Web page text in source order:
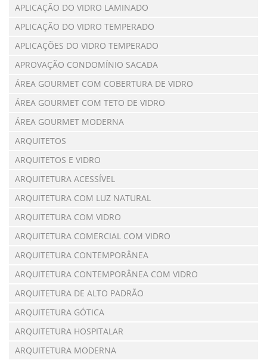
APLICAÇÃO DO VIDRO LAMINADO
APLICAÇÃO DO VIDRO TEMPERADO
APLICAÇÕES DO VIDRO TEMPERADO
APROVAÇÃO CONDOMÍNIO SACADA
ÁREA GOURMET COM COBERTURA DE VIDRO
ÁREA GOURMET COM TETO DE VIDRO
ÁREA GOURMET MODERNA
ARQUITETOS
ARQUITETOS E VIDRO
ARQUITETURA ACESSÍVEL
ARQUITETURA COM LUZ NATURAL
ARQUITETURA COM VIDRO
ARQUITETURA COMERCIAL COM VIDRO
ARQUITETURA CONTEMPORÂNEA
ARQUITETURA CONTEMPORÂNEA COM VIDRO
ARQUITETURA DE ALTO PADRÃO
ARQUITETURA GÓTICA
ARQUITETURA HOSPITALAR
ARQUITETURA MODERNA